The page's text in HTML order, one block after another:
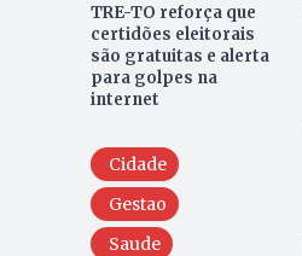
TRE-TO reforça que
certidões eleitorais
são gratuitas e alerta
para golpes na
internet
Cidade
Gestao
Saude